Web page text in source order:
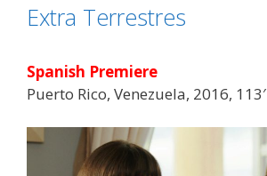
Extra Terrestres
Spanish Premiere
Puerto Rico, Venezuela, 2016, 113′